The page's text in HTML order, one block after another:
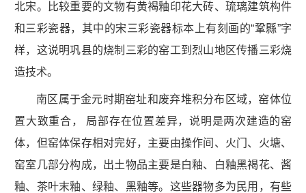
北宋。比较重要的文物有黄褐釉印花大砖、琉璃建筑构件
和三彩瓷器，其中的宋三彩瓷器标本上有刻画的“鞏縣”字
样，这说明巩县的烧制三彩的窑工到烈山地区传播三彩烧
造技术。
南区属于金元时期窑址和废弃堆积分布区域，窑体位
置大致重合， 局部存在位置差异，说明是两次建造的窑
体，但窑体保存相对完好，主要由操作间、火门、火塘、
窑室几部分构成，出土物品主要是白釉、白釉黑褐花、酱
釉、茶叶末釉、绿釉、黑釉等。这些器物多为民用，有些